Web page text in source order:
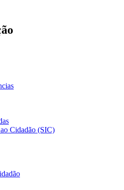
Cidadão (SIC)